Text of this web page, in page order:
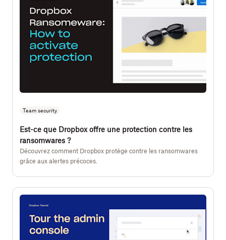
Team security
Est-ce que Dropbox offre une protection contre les
ransomwares ?
Découvrez comment Dropbox protège contre les ransomwares
grâce aux alertes précoces.